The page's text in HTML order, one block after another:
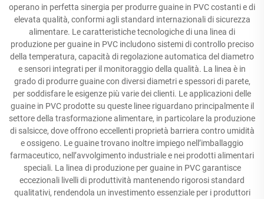
operano in perfetta sinergia per produrre guaine in PVC costanti e di
elevata qualità, conformi agli standard internazionali di sicurezza
alimentare. Le caratteristiche tecnologiche di una linea di
produzione per guaine in PVC includono sistemi di controllo preciso
della temperatura, capacità di regolazione automatica del diametro
e sensori integrati per il monitoraggio della qualità. La linea è in
grado di produrre guaine con diversi diametri e spessori di parete,
per soddisfare le esigenze più varie dei clienti. Le applicazioni delle
guaine in PVC prodotte su queste linee riguardano principalmente il
settore della trasformazione alimentare, in particolare la produzione
di salsicce, dove offrono eccellenti proprietà barriera contro umidità
e ossigeno. Le guaine trovano inoltre impiego nell’imballaggio
farmaceutico, nell’avvolgimento industriale e nei prodotti alimentari
speciali. La linea di produzione per guaine in PVC garantisce
eccezionali livelli di produttività mantenendo rigorosi standard
qualitativi, rendendola un investimento essenziale per i produttori